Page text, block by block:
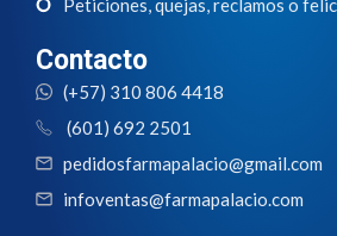
Peticiones, quejas, reclamos o
Contacto
(+57) 310 806 4418
(601) 692 2501
pedidosfarmapalacio@gmail.com
infoventas@farmapalacio.com